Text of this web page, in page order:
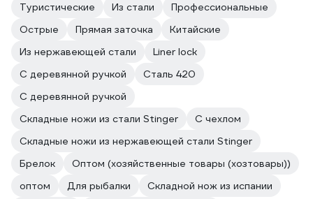
Туристические Из стали
Профессиональные
Острые
Прямая заточка
Китайские
Из нержавеющей стали
Liner lock
C деревянной ручкой
Сталь 420
С деревянной ручкой
Складные ножи из стали Stinger
С чехлом
Складные ножи из нержавеющей стали Stinger
Брелок
Оптом (хозяйственные товары (хозтовары))
оптом
Для рыбалки
Складной нож из испании